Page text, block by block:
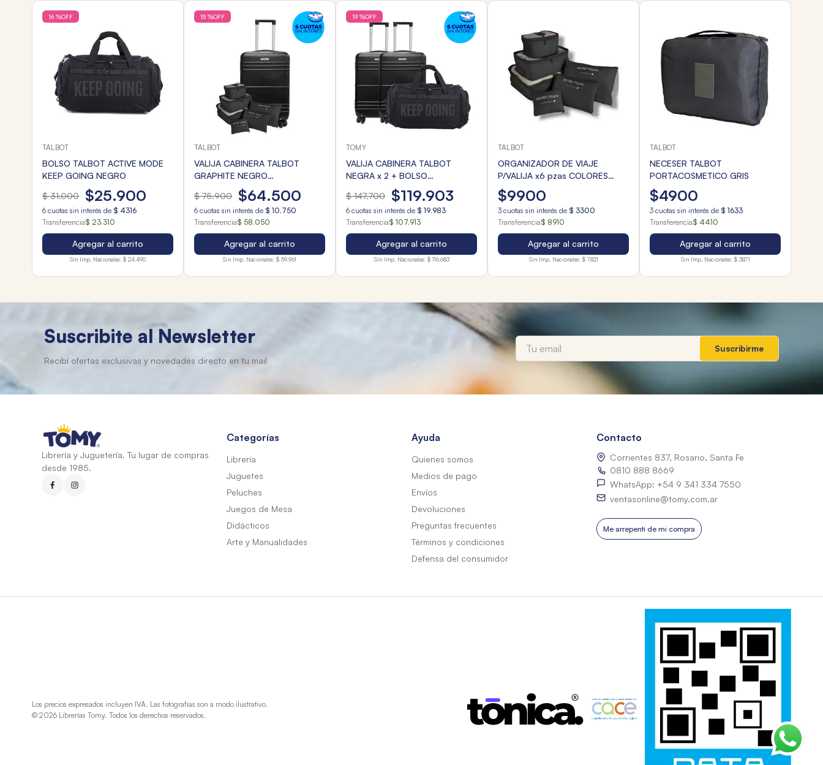
16 %OFF
TALBOT
BOLSO TALBOT ACTIVE MODE
KEEP GOING NEGRO
$ 31.000 $25.900
6 cuotas sin interés de $ 4316
Transferencia$ 23.310
Agregar al carrito
Sin Imp. Nacionales: $ 24.490
15 %OFF
TALBOT
VALIJA CABINERA TALBOT
GRAPHITE NEGRO
20"+ORGANIZADOR VIAJE
$ 75.900 $64.500
6 cuotas sin interés de $ 10.750
Transferencia$ 58.050
Agregar al carrito
Sin Imp. Nacionales: $ 59.961
19 %OFF
TOMY
VALIJA CABINERA TALBOT
NEGRA x 2 + BOLSO
DEPORTIVO
$ 147.700 $119.903
6 cuotas sin interés de $ 19.983
Transferencia$ 107.913
Agregar al carrito
Sin Imp. Nacionales: $ 116.683
TALBOT
ORGANIZADOR DE VIAJE
P/VALIJA x6 pzas COLORES
SURTIDOS
$9900
3 cuotas sin interés de $ 3300
Transferencia$ 8910
Agregar al carrito
Sin Imp. Nacionales: $ 7821
TALBOT
NECESER TALBOT
PORTACOSMETICO GRIS
$4900
3 cuotas sin interés de $ 1633
Transferencia$ 4410
Agregar al carrito
Sin Imp. Nacionales: $ 3871
Suscribite al Newsletter
Suscribirme
Librería y Juguetería. Tu lugar de compras
desde 1985.
Categorías
Librería
Juguetes
Peluches
Juegos de Mesa
Didácticos
Arte y Manualidades
Ayuda
Quienes somos
Medios de pago
Envíos
Devoluciones
Preguntas frecuentes
Términos y condiciones
Defensa del consumidor
Contacto
Corrientes 837, Rosario, Santa Fe
0810 888 8669
WhatsApp: +54 9 341 334 7550
ventasonline@tomy.com.ar
Me arrepentí de mi compra
Los precios expresados incluyen IVA. Las fotografías son a modo ilustrativo.
© 2026 Librerías Tomy. Todos los derechos reservados.